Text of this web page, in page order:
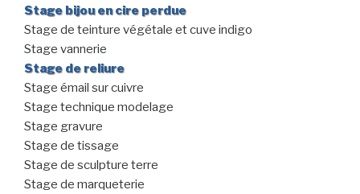
Stage bijou en cire perdue
Stage de teinture végétale et cuve indigo
Stage vannerie
Stage de reliure
Stage émail sur cuivre
Stage technique modelage
Stage gravure
Stage de tissage
Stage de sculpture terre
Stage de marqueterie